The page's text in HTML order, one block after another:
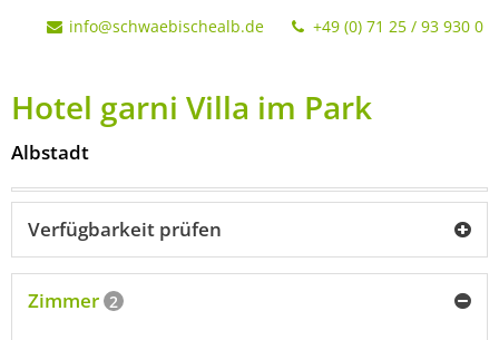
info@schwaebischealb.de +49 (0) 71 25 / 93 930 0
Hotel garni Villa im Park
Albstadt
Verfügbarkeit prüfen
Zimmer 2